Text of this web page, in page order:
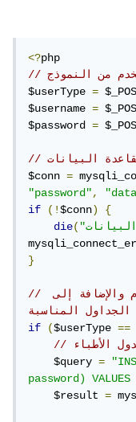
<?
من النموذج
$userType =
$username =
$password =
البيانات
$conn =
"password",
if
(!$conn)
{
die(
}
// إجراء التحقق من نوع المستخدم والإضافة إلى
الجداول المناسبة
if
($userType ==
الأطباء
    $query
=
password)
    $result
=